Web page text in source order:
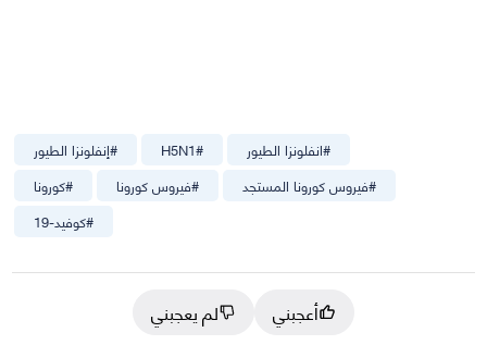
#إنفلونزا الطيور #
H5N1 #انفلونزا الطيور
#كورونا #فيروس كورونا #فيروس كورونا المستجد
#كوفيد-19
أعجبني
لم يعجبني